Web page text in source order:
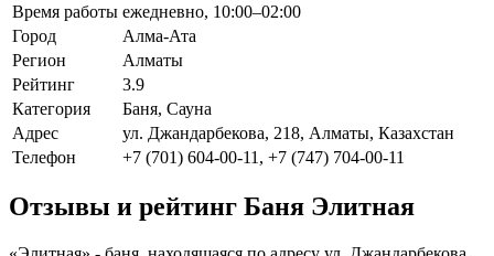
Время работы ежедневно, 10:00–02:00
Город
Алма-Ата
Регион
Алматы
Рейтинг
3.9
Категория
Баня, Сауна
Адрес
ул. Джандарбекова, 218, Алматы, Казахстан
Телефон
+7 (701) 604-00-11, +7 (747) 704-00-11
Отзывы и рейтинг Баня Элитная